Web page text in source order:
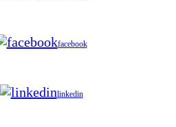
facebook
linkedin